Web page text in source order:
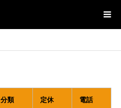
分類 定休 電話